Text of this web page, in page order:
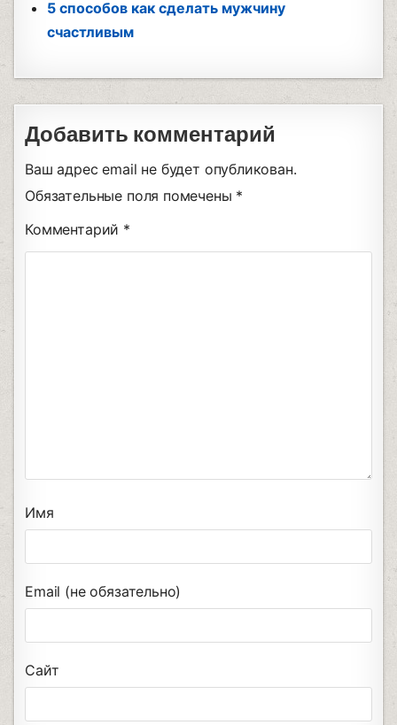
5 способов как сделать мужчину
счастливым
Добавить комментарий
Ваш адрес email не будет опубликован.
Обязательные поля помечены *
Комментарий *
Имя
Email (не обязательно)
Сайт